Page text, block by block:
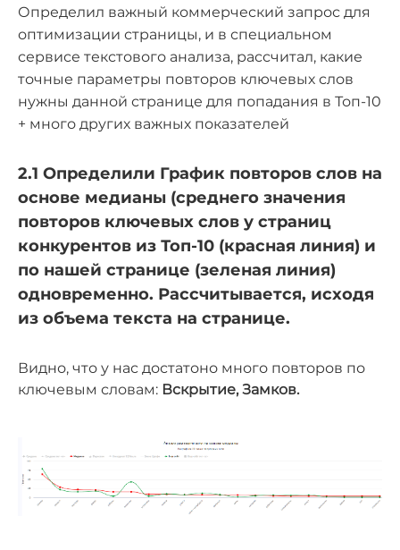
Определил важный коммерческий запрос для
оптимизации страницы, и в специальном
сервисе текстового анализа, рассчитал, какие
точные параметры повторов ключевых слов
нужны данной странице для попадания в Топ-10
+ много других важных показателей
2.1 Определили График повторов слов на
основе медианы (среднего значения
повторов ключевых слов у страниц
конкурентов из Топ-10 (красная линия) и
по нашей странице (зеленая линия)
одновременно. Рассчитывается, исходя
из объема текста на странице.
Видно, что у нас достатоно много повторов по
ключевым словам: Вскрытие, Замков.